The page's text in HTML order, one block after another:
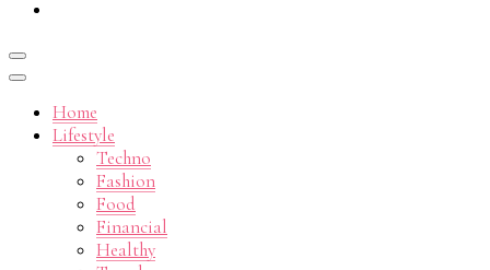
Mirna
Home
Lifestyle
Techno
Fashion
Food
Financial
Healthy